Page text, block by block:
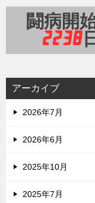
アーカイブ
2026年7月
2026年6月
2025年10月
2025年7月